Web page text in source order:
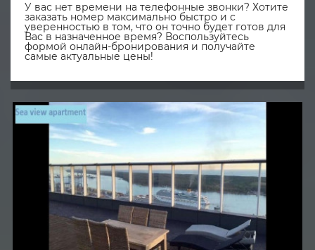
У вас нет времени на телефонные звонки? Хотите
заказать номер максимально быстро и с
уверенностью в том, что он точно будет готов для
Вас в назначенное время? Воспользуйтесь
формой онлайн-бронирования и получайте
самые актуальные цены!